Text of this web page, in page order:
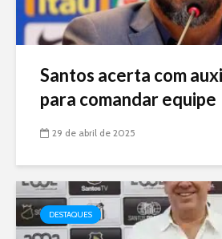
Santos acerta com
para comandar equipe
29 de abril de 2025
DESTAQUES